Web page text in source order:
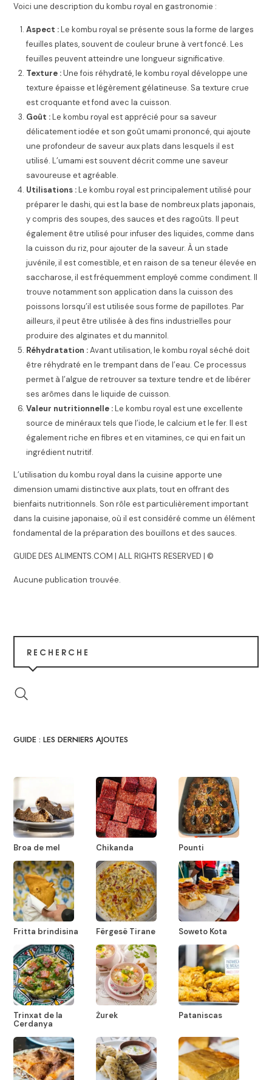
Voici une description du kombu royal en gastronomie :
Aspect :Le kombu royal se présente sous la forme de larges
feuilles plates, souvent de couleur brune à vert foncé. Les
feuilles peuvent atteindre une longueur significative.
Texture :Une fois réhydraté, le kombu royal développe une
texture épaisse et légèrement gélatineuse. Sa texture crue
est croquante et fond avec la cuisson.
Goût :Le kombu royal est apprécié pour sa saveur
délicatement iodée et son goût umami prononcé, qui ajoute
une profondeur de saveur aux plats dans lesquels il est
utilisé. L’umami est souvent décrit comme une saveur
savoureuse et agréable.
Utilisations :Le kombu royal est principalement utilisé pour
préparer le dashi, qui est la base de nombreux plats japonais,
y compris des soupes, des sauces et des ragoûts. Il peut
également être utilisé pour infuser des liquides, comme dans
la cuisson du riz, pour ajouter de la saveur. À un stade
juvénile, il est comestible, et en raison de sa teneur élevée en
saccharose, il est fréquemment employé comme condiment. Il
trouve notamment son application dans la cuisson des
poissons lorsqu’il est utilisée sous forme de papillotes. Par
ailleurs, il peut être utilisée à des fins industrielles pour
produire des alginates et du mannitol.
Réhydratation :Avant utilisation, le kombu royal séché doit
être réhydraté en le trempant dans de l’eau. Ce processus
permet à l’algue de retrouver sa texture tendre et de libérer
ses arômes dans le liquide de cuisson.
Valeur nutritionnelle :Le kombu royal est une excellente
source de minéraux tels que l’iode, le calcium et le fer. Il est
également riche en fibres et en vitamines, ce qui en fait un
ingrédient nutritif.
L’utilisation du kombu royal dans la cuisine apporte une
dimension umami distinctive aux plats, tout en offrant des
bienfaits nutritionnels. Son rôle est particulièrement important
dans la cuisine japonaise, où il est considéré comme un élément
fondamental de la préparation des bouillons et des sauces.
GUIDE DES ALIMENTS.COM | ALL RIGHTS RESERVED | ©
Aucune publication trouvée.
RECHERCHE
GUIDE : LES DERNIERS AJOUTES
Broa de mel Chikanda Pounti
Fritta brindisina Fërgesë Tirane Soweto Kota
Trinxat de la
Cerdanya
Żurek Pataniscas